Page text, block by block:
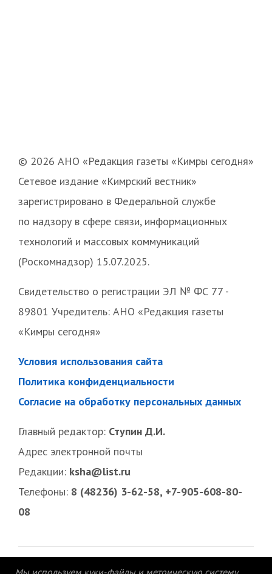
© 2026 АНО «Редакция газеты «Кимры сегодня»
Сетевое издание «Кимрский вестник»
зарегистрировано в Федеральной службе
по надзору в сфере связи, информационных
технологий и массовых коммуникаций
(Роскомнадзор) 15.07.2025.
Свидетельство о регистрации ЭЛ № ФС 77 -
89801 Учредитель: АНО «Редакция газеты
«Кимры сегодня»
Условия использования сайта
Политика конфиденциальности
Согласие на обработку персональных данных
Главный редактор: Ступин Д.И.
Адрес электронной почты
Редакции: ksha@list.ru
Телефоны: 8 (48236) 3-62-58, +7-905-608-80-
08